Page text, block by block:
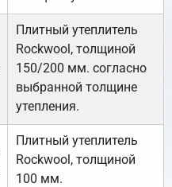
Плитный утеплитель
Rockwool, толщиной
150/200 мм. согласно
выбранной толщине
утепления.
Плитный утеплитель
Rockwool, толщиной
100 мм.